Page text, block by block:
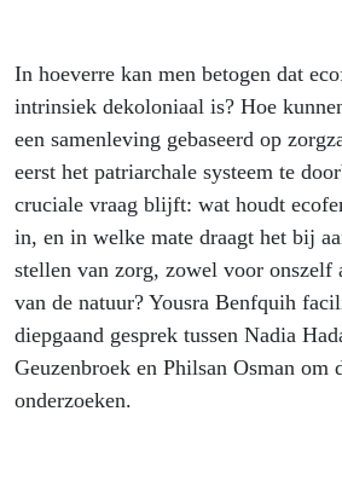
In hoeverre kan men betogen dat
intrinsiek dekoloniaal is? Hoe
een samenleving gebaseerd op
eerst het patriarchale systeem te
cruciale vraag blijft: wat houdt
in, en in welke mate draagt het bij
stellen van zorg, zowel voor onszelf
van de natuur? Yousra Benfquih
diepgaand gesprek tussen Nadia
Geuzenbroek en Philsan Osman om
onderzoeken.